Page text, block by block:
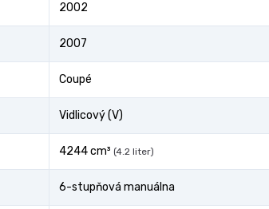
2002
2007
Coupé
Vidlicový (V)
4244 cm³ (4.2 liter)
6-stupňová manuálna